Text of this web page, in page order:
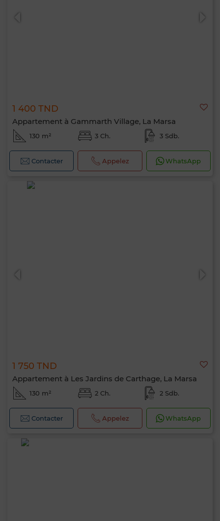
1 400 TND
Appartement à Gammarth Village, La Marsa
130 m² 3 Ch. 3 Sdb.
Contacter Appelez WhatsApp
1 750 TND
Appartement à Les Jardins de Carthage, La Marsa
130 m² 2 Ch. 2 Sdb.
Contacter Appelez WhatsApp